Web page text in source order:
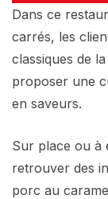
Dans ce
carrés, les
classiques de
proposer une
en saveurs.
Sur place ou à
retrouver des
porc au